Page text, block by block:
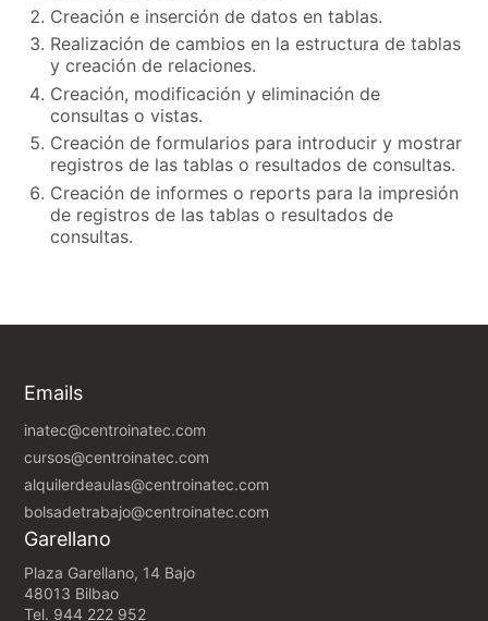
Creación e inserción de datos en tablas.
Realización de cambios en la estructura de tablas
y creación de relaciones.
Creación, modificación y eliminación de
consultas o vistas.
Creación de formularios para introducir y mostrar
registros de las tablas o resultados de consultas.
Creación de informes o reports para la impresión
de registros de las tablas o resultados de
consultas.
Emails
inatec@centroinatec.com
cursos@centroinatec.com
alquilerdeaulas@centroinatec.com
bolsadetrabajo@centroinatec.com
Garellano
Plaza Garellano, 14 Bajo
48013 Bilbao
Tel. 944 222 952